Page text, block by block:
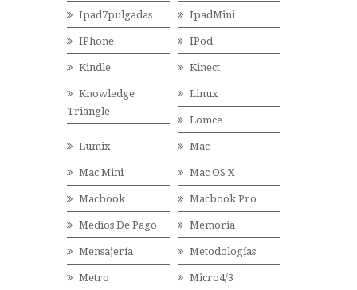
Ipad7pulgadas IpadMini
IPhone IPod
Kindle Kinect
Knowledge
Triangle
Linux
Lomce
Lumix Mac
Mac Mini Mac OS X
Macbook Macbook Pro
Medios De Pago Memoria
Mensajería Metodologías
Metro Micro4/3